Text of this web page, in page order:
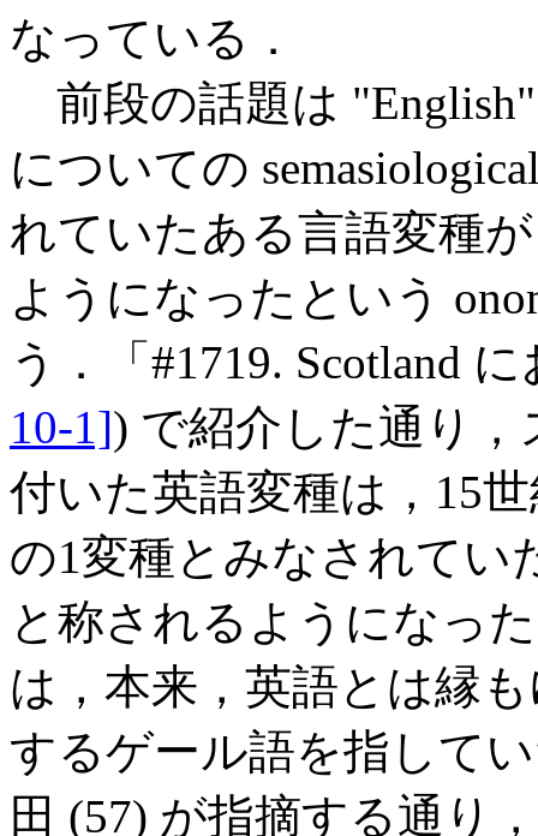
なっている．
前段の話題は
についての
れていたある言語変種
ようになったという
う．「#1719. Scotland
10-1]) で紹介した通り
付いた英語変種は，15
の1変種とみなされてい
と称されるようになっ
は，本来，英語とは縁
するゲール語を指して
田 (57) が指摘する通り